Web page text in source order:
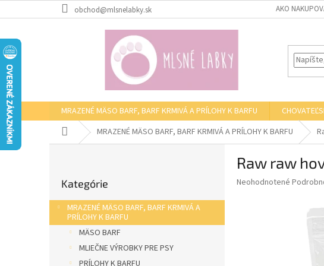
na
obchod@mlsnelabky.sk AKO
MRAZENÉ MÄSO BARF, BARF KRMIVÁ A PRÍLOHY K BARFU
DomovMRAZENÉ MÄSO BARF, BARF KRMIVÁ A PRÍLOHY K BARFU
ý
a
kategórie
Kategórie
MRAZENÉ MÄSO BARF, BARF KRMIVÁ A
PRÍLOHY K BARFU
MÄSO BARF
MLIEČNE VÝROBKY PRE PSY
PRÍLOHY K BARFU
Raw raw
Priemerné
Neohodnotené